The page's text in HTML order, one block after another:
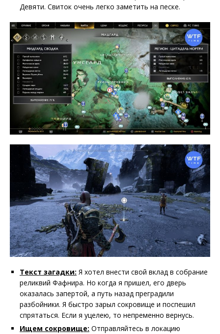
Девяти. Свиток очень легко заметить на песке.
Текст загадки: Я хотел внести свой вклад в собрание
реликвий Фафнира. Но когда я пришел, его дверь
оказалась запертой, а путь назад преградили
разбойники. Я быстро зарыл сокровище и поспешил
спрятаться. Если я уцелею, то непременно вернусь.
Ищем сокровище: Отправляйтесь в локацию